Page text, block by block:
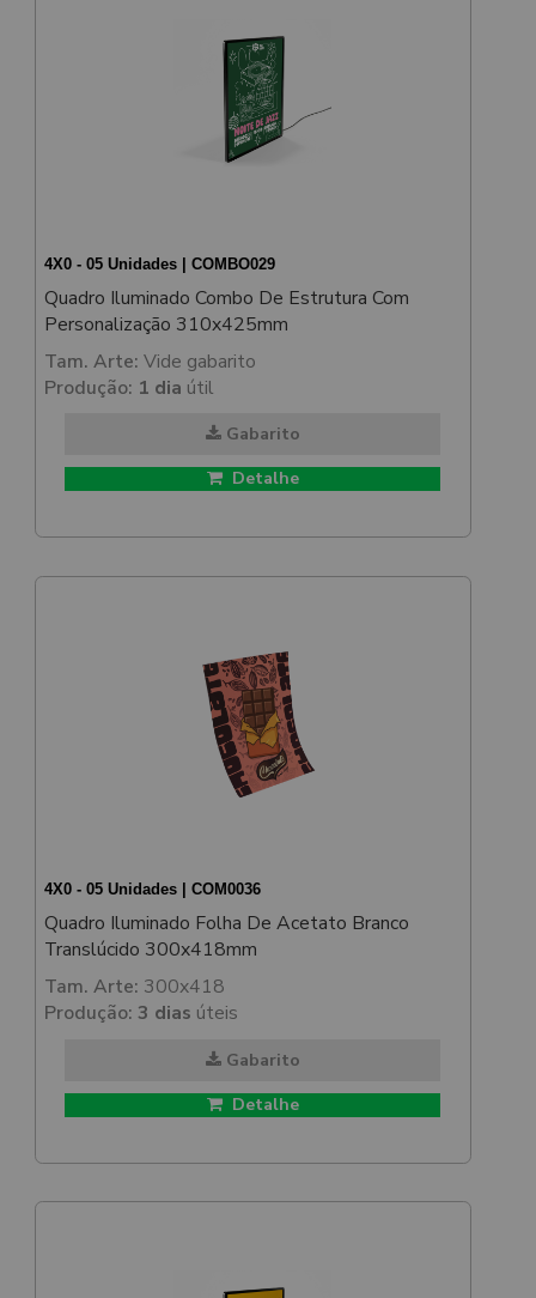
4X0 - 05 Unidades | COMBO029
Quadro Iluminado Combo De Estrutura Com
Personalização 310x425mm
Tam. Arte: Vide gabarito
Produção: 1 dia útil
Gabarito
Detalhe
4X0 - 05 Unidades | COM0036
Quadro Iluminado Folha De Acetato Branco
Translúcido 300x418mm
Tam. Arte: 300x418
Produção: 3 dias úteis
Gabarito
Detalhe